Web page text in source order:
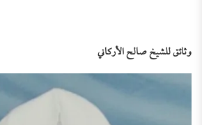
وثائق للشيخ صالح الأركاني